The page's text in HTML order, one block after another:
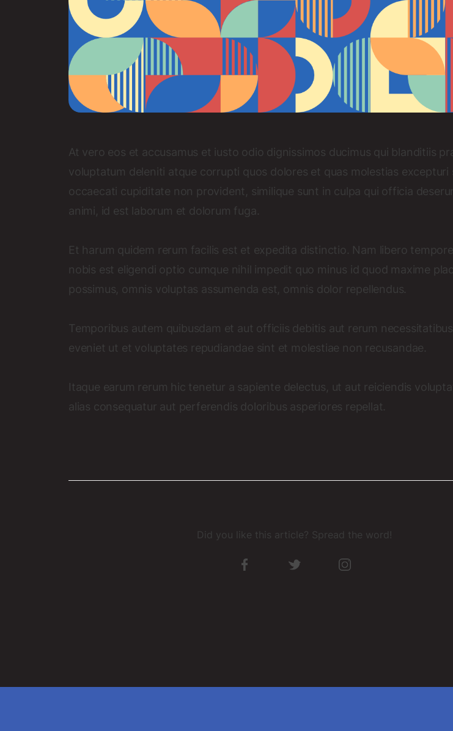
At vero eos et accusamus et iusto odio dignissimos ducimus qui blanditiis
voluptatum deleniti atque corrupti quos dolores et quas molestias excepturi
occaecati cupiditate non provident, similique sunt in culpa qui officia
animi, id est laborum et dolorum fuga.
Et harum quidem rerum facilis est et expedita distinctio. Nam libero
nobis est eligendi optio cumque nihil impedit quo minus id quod maxime
possimus, omnis voluptas assumenda est, omnis dolor repellendus.
Temporibus autem quibusdam et aut officiis debitis aut rerum
eveniet ut et voluptates repudiandae sint et molestiae non recusandae.
Itaque earum rerum hic tenetur a sapiente delectus, ut aut reiciendis
alias consequatur aut perferendis doloribus asperiores repellat.
Did you like this article? Spread the word!